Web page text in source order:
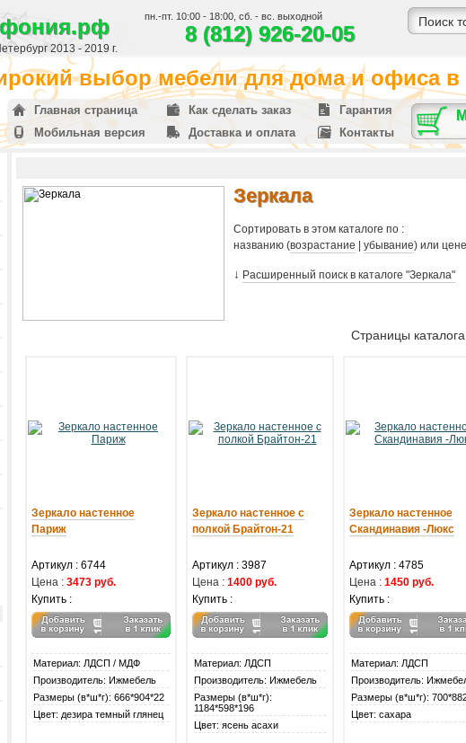
2013 - 2019 г.
пн.-пт. 10:00 - 18:00, сб. - вс. выходной
8 (812) 926-20-05
выбор мебели для дома и офиса в
Главная страница Как сделать заказ
Гарантия
Мобильная версия
Доставка и оплата Контакты
Зеркала
Сортировать в этом каталоге по :
названию (возрастание убывание) или
↓ Расширенный поиск в каталоге "Зеркала"
Страницы
Зеркало настенное
Париж
Артикул : 6744
Цена : 3473 руб.
Купить :
Материал: ЛДСП / МДФ
Производитель: Ижмебель
Размеры (в*ш*г): 666*904*22
Цвет: дезира темный глянец
Зеркало настенное с
полкой Брайтон-21
Артикул : 3987
Цена : 1400 руб.
Купить :
Материал: ЛДСП
Производитель: Ижмебель
Размеры (в*ш*г):
1184*598*196
Цвет: ясень асахи
Зеркало настенное
Скандинавия -Люкс
Артикул : 4785
Цена : 1450 руб.
Купить :
Материал: ЛДСП
Производитель:
Размеры (в*ш*г):
Цвет: сахара